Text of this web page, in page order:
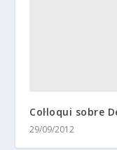
Col·loqui sobre
29/09/2012